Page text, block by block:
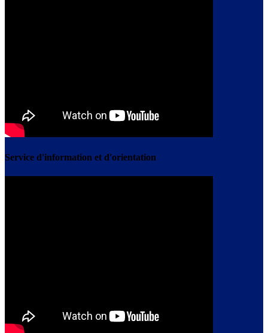
Service d'information et d'orientation